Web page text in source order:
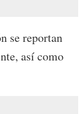
se reportan
así como